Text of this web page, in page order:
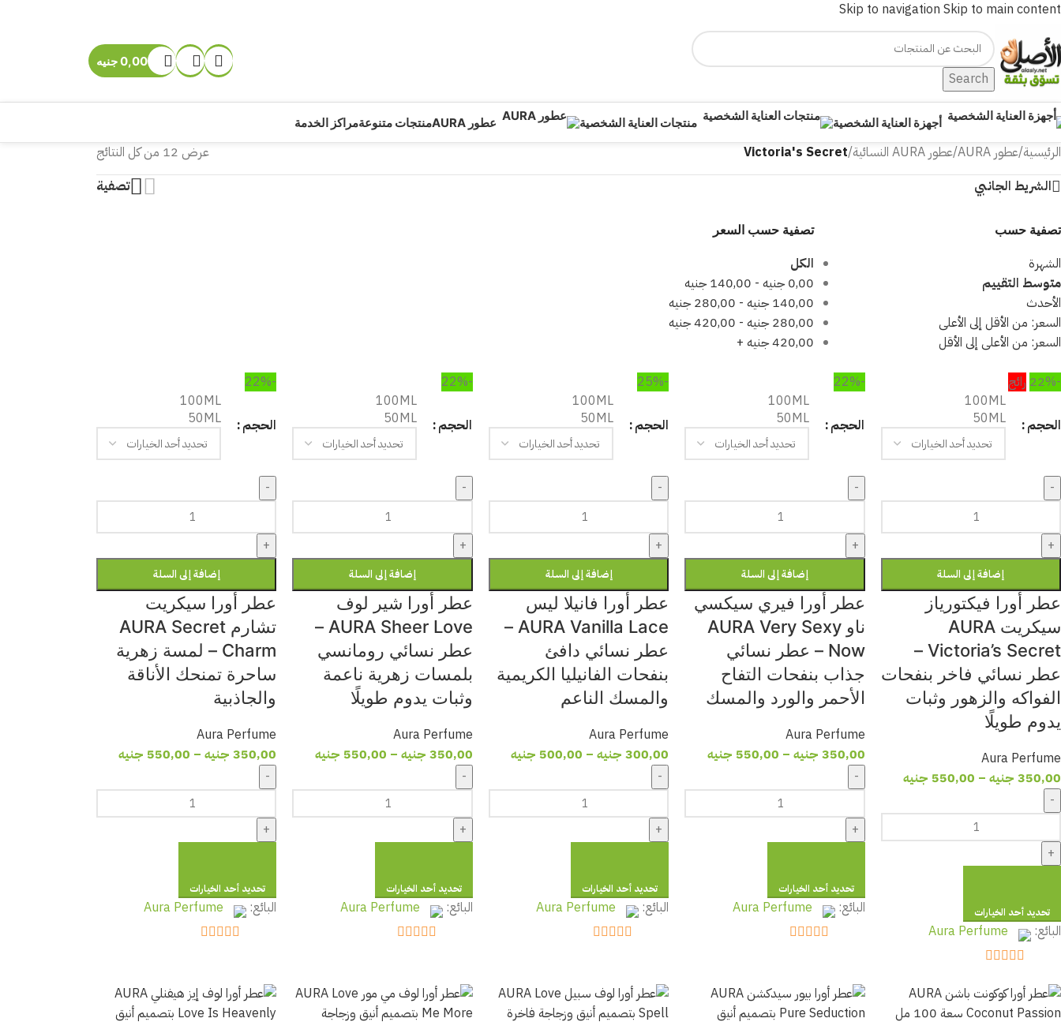
Skip to navigation Skip to main content
Search
0,00جنيه
أجهزة العناية الشخصية منتجات العناية الشخصية عطور AURA منتجات متنوعةمراكز الخدمة
الرئيسية/عطور AURA /عطور AURA النسائية /
Victoria's Secret
عرض ⁦12⁩ من كل النتائج
الشريط الجانبي
تصفية
تصفية حسب
الشهرة
متوسط التقييم
الأحدث
السعر: من الأقل إلى الأعلى
السعر: من الأعلى إلى الأقل
تصفية حسب السعر
الكل
0,00 جنيه -
140,00 جنيه
140,00 جنيه -
280,00 جنيه
280,00 جنيه -
420,00جنيه
420,00جنيه +
-22% رائج
الحجم
100ML
50ML
-
+
إضافة إلى السلة
عطر أورا فيكتورياز
سيكريت AURA
Victoria’s Secret –
عطر نسائي فاخر بنفحات
الفواكه والزهور وثبات
يدوم طويلًا
Aura Perfume
350,00 جنيه –
550,00 جنيه
-
+
تحديد أحد الخيارات
البائع: Aura Perfume
-22%
الحجم
100ML
50ML
-
+
إضافة إلى السلة
عطر أورا فيري سيكسي
ناو AURA Very Sexy
Now – عطر نسائي
جذاب بنفحات التفاح
الأحمر والورد والمسك
Aura Perfume
350,00 جنيه –
550,00 جنيه
-
+
تحديد أحد الخيارات
البائع: Aura Perfume
-25%
الحجم
100ML
50ML
-
+
إضافة إلى السلة
عطر أورا فانيلا ليس
AURA Vanilla Lace –
عطر نسائي دافئ
بنفحات الفانيليا الكريمية
والمسك الناعم
Aura Perfume
300,00 جنيه –
500,00 جنيه
-
+
تحديد أحد الخيارات
البائع: Aura Perfume
-22%
الحجم
100ML
50ML
-
+
إضافة إلى السلة
عطر أورا شير لوف
AURA Sheer Love –
عطر نسائي رومانسي
بلمسات زهرية ناعمة
وثبات يدوم طويلًا
Aura Perfume
350,00 جنيه –
550,00 جنيه
-
+
تحديد أحد الخيارات
البائع: Aura Perfume
-22%
الحجم
100ML
50ML
-
+
إضافة إلى السلة
عطر أورا سيكريت
تشارم AURA Secret
Charm – لمسة زهرية
ساحرة تمنحك الأناقة
والجاذبية
Aura Perfume
350,00 جنيه –
550,00 جنيه
-
+
تحديد أحد الخيارات
البائع: Aura Perfume